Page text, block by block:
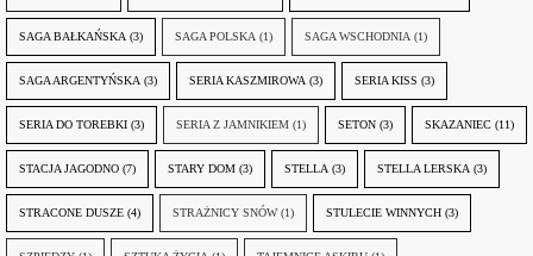
SAGA BAŁKAŃSKA (3) SAGA POLSKA (1) SAGA WSCHODNIA (1)
SAGA ARGENTYŃSKA (3) SERIA KASZMIROWA (3) SERIA KISS (3)
SERIA DO TOREBKI (3) SERIA Z JAMNIKIEM (1) SETON (3) SKAZANIEC (11)
STACJA JAGODNO (7) STARY DOM (3) STELLA (3) STELLA LERSKA (3)
STRACONE DUSZE (4) STRAŻNICY SNÓW (1) STULECIE WINNYCH (3)